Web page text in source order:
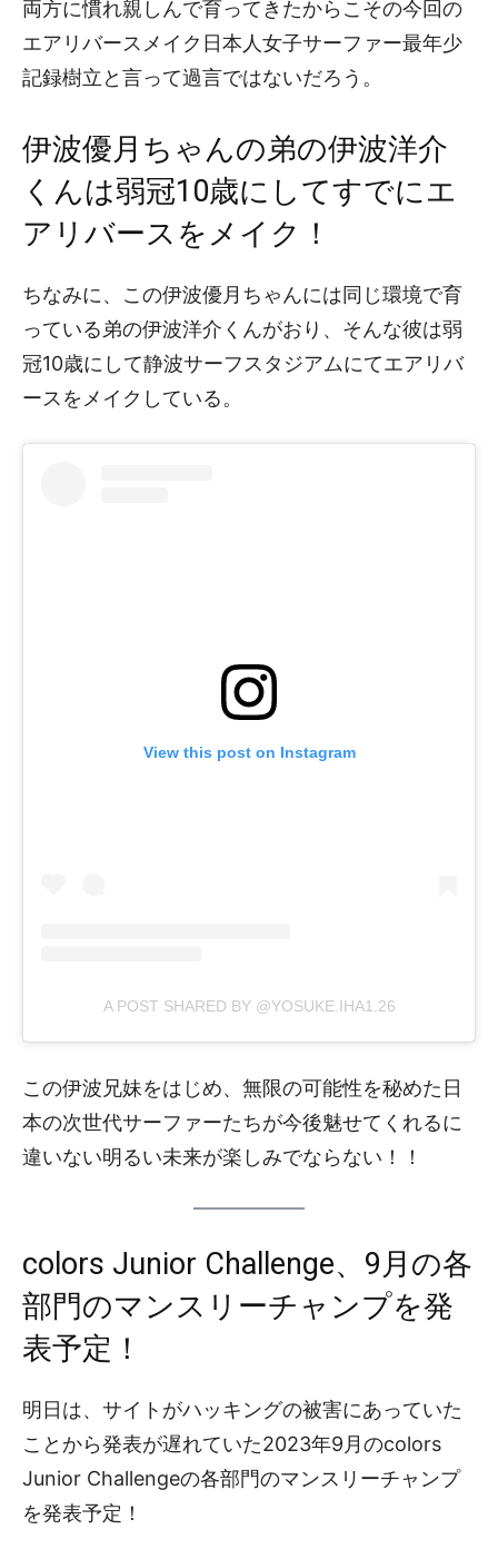
両方に慣れ親しんで育ってきたからこその今回の
エアリバースメイク日本人女子サーファー最年少
記録樹立と言って過言ではないだろう。
伊波優月ちゃんの弟の伊波洋介
くんは弱冠10歳にしてすでにエ
アリバースをメイク！
ちなみに、この伊波優月ちゃんには同じ環境で育
っている弟の伊波洋介くんがおり、そんな彼は弱
冠10歳にして静波サーフスタジアムにてエアリバ
ースをメイクしている。
View this post on Instagram
A POST SHARED BY @YOSUKE.IHA1.26
この伊波兄妹をはじめ、無限の可能性を秘めた日
本の次世代サーファーたちが今後魅せてくれるに
違いない明るい未来が楽しみでならない！！
colors Junior Challenge、9月の各
部門のマンスリーチャンプを発
表予定！
明日は、サイトがハッキングの被害にあっていた
ことから発表が遅れていた2023年9月のcolors
Junior Challengeの各部門のマンスリーチャンプ
を発表予定！